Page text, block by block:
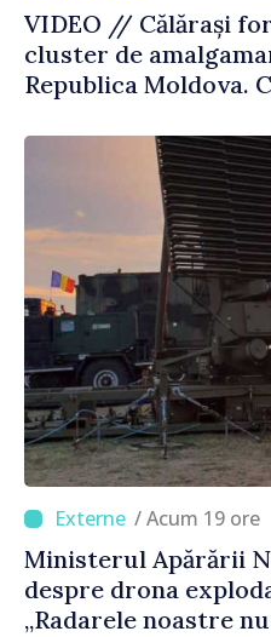
VIDEO // Călărași
cluster de
Republica Moldova.
/ Acum 19 ore
Ministerul Apărării
despre drona
„Radarele noastre